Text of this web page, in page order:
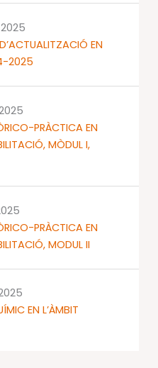
EN
2025
PRÀCTICA EN
MÒDUL I,
PRÀCTICA EN
MODUL II
EN L’ÀMBIT